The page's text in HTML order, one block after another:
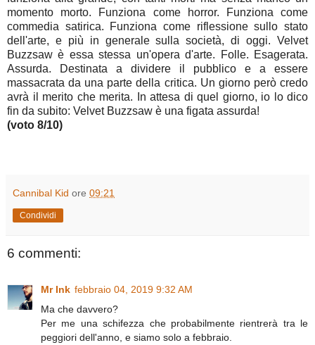
momento morto. Funziona come horror. Funziona come
commedia satirica. Funziona come riflessione sullo stato
dell'arte, e più in generale sulla società, di oggi. Velvet
Buzzsaw è essa stessa un'opera d'arte. Folle. Esagerata.
Assurda. Destinata a dividere il pubblico e a essere
massacrata da una parte della critica. Un giorno però credo
avrà il merito che merita. In attesa di quel giorno, io lo dico
fin da subito: Velvet Buzzsaw è una figata assurda!
(voto 8/10)
Cannibal Kid ore 09:21
Condividi
6 commenti:
Mr Ink febbraio 04, 2019 9:32 AM
Ma che davvero?
Per me una schifezza che probabilmente rientrerà tra le
peggiori dell'anno, e siamo solo a febbraio.